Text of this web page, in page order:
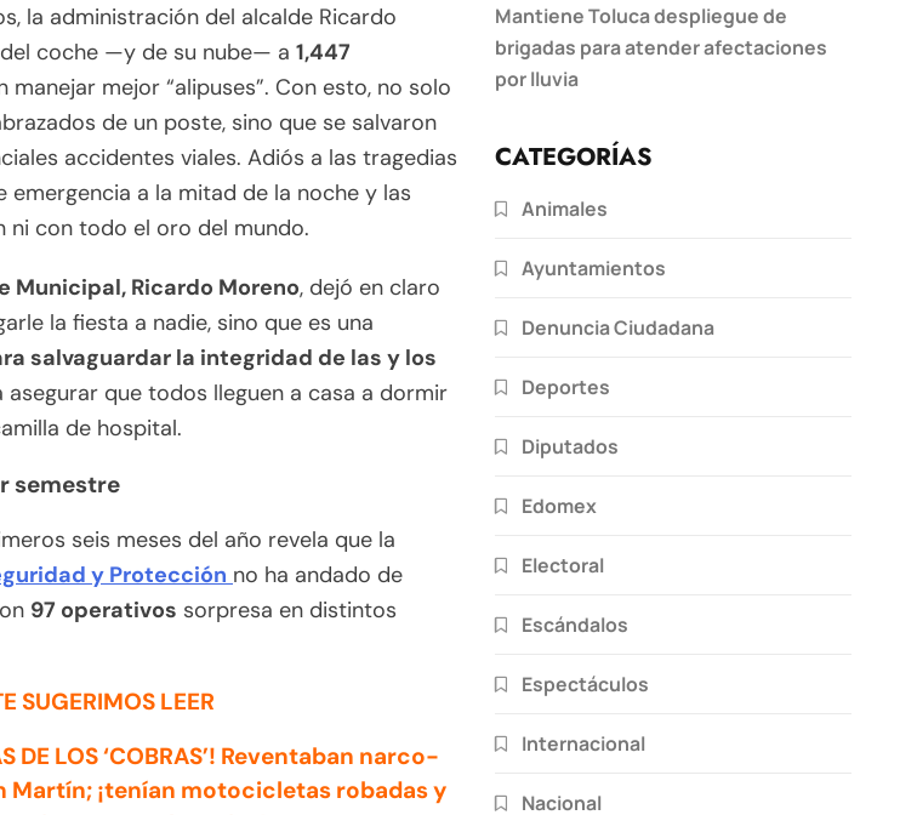
la administración del alcalde Ricardo
coche —y de su nube— a 1,447
manejar mejor “alipuses”. Con esto, no solo
de un poste, sino que se salvaron
accidentes viales. Adiós a las tragedias
emergencia a la mitad de la noche y las
ni con todo el oro del mundo.
Municipal, Ricardo Moreno, dejó en claro
la fiesta a nadie, sino que es una
salvaguardar la integridad de las y los
asegurar que todos lleguen a casa a dormir
de hospital.
semestre
seis meses del año revela que la
y Protección no ha andado de
97 operativos sorpresa en distintos
SUGERIMOS LEER
DE LOS ‘COBRAS’! Reventaban narco-
Martín; ¡tenían motocicletas robadas y
Mantiene Toluca despliegue de
brigadas para atender afectaciones
por lluvia
CATEGORÍAS
Animales
Ayuntamientos
Denuncia Ciudadana
Deportes
Diputados
Edomex
Electoral
Escándalos
Espectáculos
Internacional
Nacional